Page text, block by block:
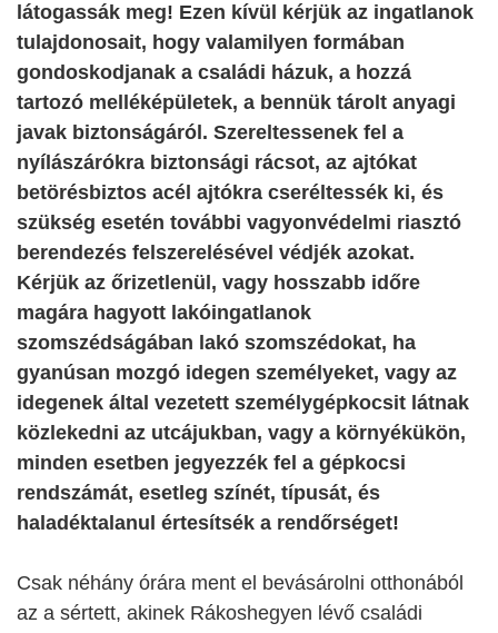
látogassák meg! Ezen kívül kérjük az ingatlanok
tulajdonosait, hogy valamilyen formában
gondoskodjanak a családi házuk, a hozzá
tartozó melléképületek, a bennük tárolt anyagi
javak biztonságáról. Szereltessenek fel a
nyílászárókra biztonsági rácsot, az ajtókat
betörésbiztos acél ajtókra cseréltessék ki, és
szükség esetén további vagyonvédelmi riasztó
berendezés felszerelésével védjék azokat.
Kérjük az őrizetlenül, vagy hosszabb időre
magára hagyott lakóingatlanok
szomszédságában lakó szomszédokat, ha
gyanúsan mozgó idegen személyeket, vagy az
idegenek által vezetett személygépkocsit látnak
közlekedni az utcájukban, vagy a környékükön,
minden esetben jegyezzék fel a gépkocsi
rendszámát, esetleg színét, típusát, és
haladéktalanul értesítsék a rendőrséget!
Csak néhány órára ment el bevásárolni otthonából
az a sértett, akinek Rákoshegyen lévő családi